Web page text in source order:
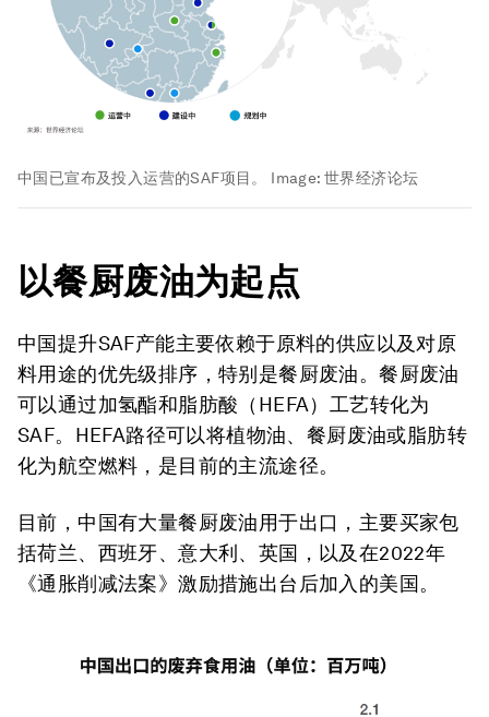
中国已宣布及投入运营的SAF项目。 Image:世界经济论坛
以餐厨废油为起点
中国提升SAF产能主要依赖于原料的供应以及对原
料用途的优先级排序，特别是餐厨废油。餐厨废油
可以通过加氢酯和脂肪酸（HEFA）工艺转化为
SAF。HEFA路径可以将植物油、餐厨废油或脂肪转
化为航空燃料，是目前的主流途径。
目前，中国有大量餐厨废油用于出口，主要买家包
括荷兰、西班牙、意大利、英国，以及在2022年
《通胀削减法案》激励措施出台后加入的美国。